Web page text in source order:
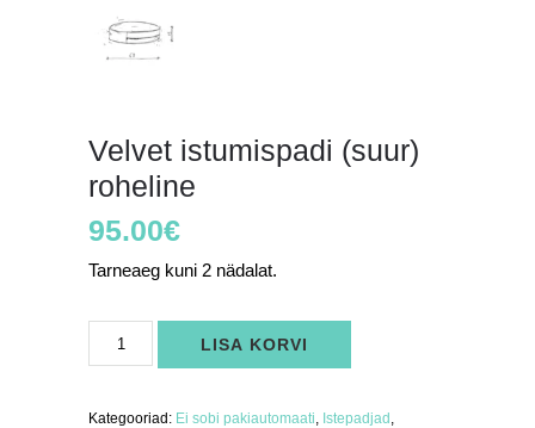
Velvet istumispadi (suur)
roheline
95.00€
Tarneaeg kuni 2 nädalat.
istumispadi
(suur)
LISA KORVI
Kategooriad: Ei sobi pakiautomaati, Istepadjad ,